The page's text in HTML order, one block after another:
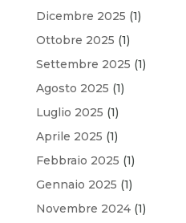
Dicembre 2025 (1)
Ottobre 2025 (1)
Settembre 2025 (1)
Agosto 2025 (1)
Luglio 2025 (1)
Aprile 2025 (1)
Febbraio 2025 (1)
Gennaio 2025 (1)
Novembre 2024(1)